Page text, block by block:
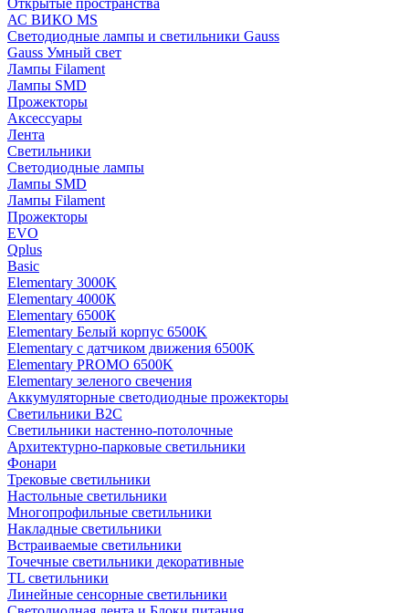
Открытые пространства
АС ВИКО MS
Светодиодные лампы и светильники Gauss
Gauss Умный свет
Лампы Filament
Лампы SMD
Прожекторы
Аксессуары
Лента
Светильники
Светодиодные лампы
Лампы SMD
Лампы Filament
Прожекторы
EVO
Qplus
Basic
Elementary 3000K
Elementary 4000К
Elementary 6500К
Elementary Белый корпус 6500K
Elementary с датчиком движения 6500K
Elementary PROMO 6500K
Elementary зеленого свечения
Аккумуляторные светодиодные прожекторы
Светильники B2C
Светильники настенно-потолочные
Архитектурно-парковые светильники
Фонари
Трековые светильники
Настольные светильники
Многопрофильные светильники
Накладные светильники
Встраиваемые светильники
Точечные светильники декоративные
TL светильники
Линейные сенсорные светильники